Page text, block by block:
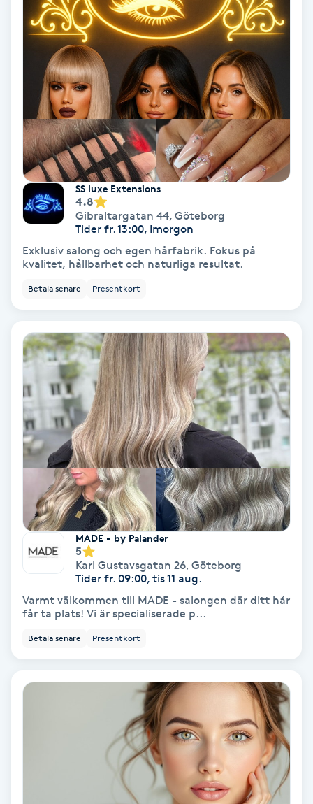
Kiropraktik
Klangmassage
Klippning
Klippning & Slingor
Klippning ungdom
Koppningsmassage
Kroppspeeling
Käkledsbehandling
Kärlbehandling
Laserbehandling
Lashlift Keratin
LED-ljusterapi
Liktornar
LPG-behandling
SS luxe Extensions
4.8
Gibraltargatan 44, Göteborg
Tider fr. 13:00, Imorgon
Exklusiv salong och egen hårfabrik. Fokus på
kvalitet, hållbarhet och naturliga resultat.
Betala senare Presentkort
MADE - by Palander
5
Karl Gustavsgatan 26, Göteborg
Tider fr. 09:00, tis 11 aug.
Varmt välkommen till MADE - salongen där ditt hår
får ta plats! Vi är specialiserade p...
Betala senare Presentkort